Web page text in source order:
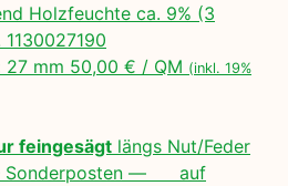
Holzfeuchte ca. 9% (3
27 mm 50,00 € / QM (inkl. 19%
feingesägt längs Nut/Feder
Sonderposten — auf